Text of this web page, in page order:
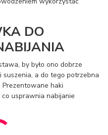
DO
by było ono dobrze
suszenia, a do tego potrzebna
haki
usprawnia nabijanie